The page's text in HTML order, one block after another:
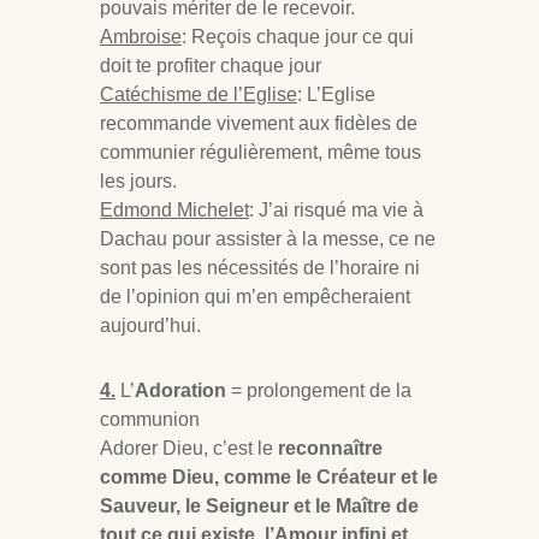
pouvais mériter de le recevoir.
Ambroise: Reçois chaque jour ce qui
doit te profiter chaque jour
Catéchisme de l’Eglise: L’Eglise
recommande vivement aux fidèles de
communier régulièrement, même tous
les jours.
Edmond Michelet: J’ai risqué ma vie à
Dachau pour assister à la messe, ce ne
sont pas les nécessités de l’horaire ni
de l’opinion qui m’en empêcheraient
aujourd’hui.
4. L’Adoration = prolongement de la
communion
Adorer Dieu, c’est le reconnaître
comme Dieu, comme le Créateur et le
Sauveur, le Seigneur et le Maître de